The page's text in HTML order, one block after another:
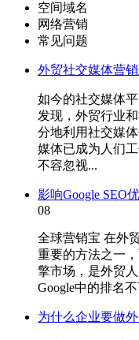
空间域名
网络营销
常见问题
外贸社交媒体营
如今的社交媒体
发现，外贸行业
分地利用社交媒
媒体已成为人们
不容忽视...
影响Google SEO
08
全球营销宝 在外
重要的方法之一，
擎市场，是外贸
Google中的排名
为什么企业要做